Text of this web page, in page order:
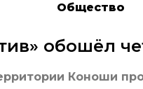
Общество
обошёл
Коноши